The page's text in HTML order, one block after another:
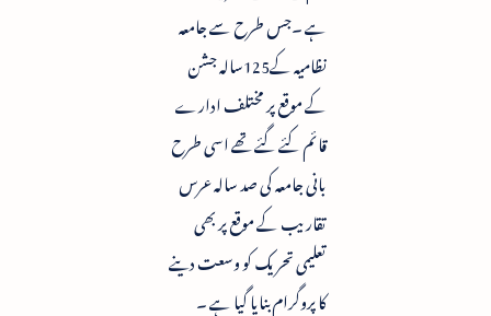
ہے ۔جس طرح سے جامعہ
نظامیہ کے125سالہ جشن
کے موقع پر مختلف ادارے
قائم کئے گئے تھے اسی طرح
بانی جامعہ کی صد سالہ عرس
تقاریب کے موقع پر بھی
تعلیمی تحریک کو وسعت دینے
کا پروگرام بنایا گیا ہے ۔